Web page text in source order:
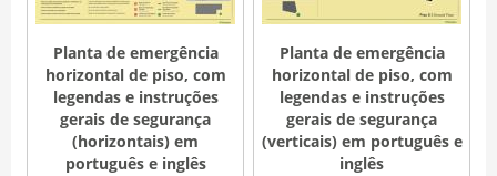
Planta de emergência
horizontal de piso, com
legendas e instruções
gerais de segurança
(horizontais) em
português e inglês
Planta de emergência
horizontal de piso, com
legendas e instruções
gerais de segurança
(verticais) em português e
inglês